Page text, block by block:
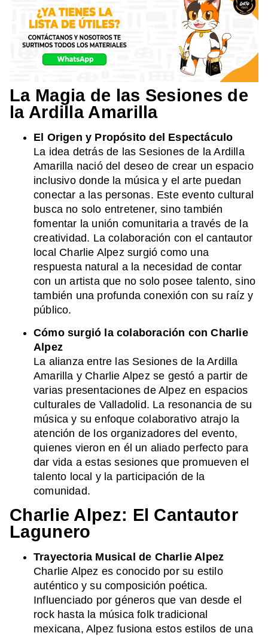
La Magia de las Sesiones de
la Ardilla Amarilla
El Origen y Propósito del Espectáculo
La idea detrás de las Sesiones de la Ardilla
Amarilla nació del deseo de crear un espacio
inclusivo donde la música y el arte puedan
conectar a las personas. Este evento cultural
busca no solo entretener, sino también
fomentar la unión comunitaria a través de la
creatividad. La colaboración con el cantautor
local Charlie Alpez surgió como una
respuesta natural a la necesidad de contar
con un artista que no solo posee talento, sino
también una profunda conexión con su raíz y
público.
Cómo surgió la colaboración con Charlie
Alpez
La alianza entre las Sesiones de la Ardilla
Amarilla y Charlie Alpez se gestó a partir de
varias presentaciones de Alpez en espacios
culturales de Valladolid. La resonancia de su
música y su enfoque colaborativo atrajo la
atención de los organizadores del evento,
quienes vieron en él un aliado perfecto para
dar vida a estas sesiones que promueven el
talento local y la participación de la
comunidad.
Charlie Alpez: El Cantautor
Lagunero
Trayectoria Musical de Charlie Alpez
Charlie Alpez es conocido por su estilo
auténtico y su composición poética.
Influenciado por géneros que van desde el
rock hasta la música folk tradicional
mexicana, Alpez fusiona estos estilos de una